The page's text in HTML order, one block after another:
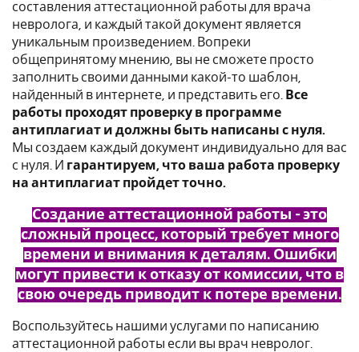
составления аттестационной работы для врача
невролога, и каждый такой документ является
уникальным произведением. Вопреки
общепринятому мнению, вы не сможете просто
заполнить своими данными какой-то шаблон,
найденный в интернете, и представить его. Все
работы проходят проверку в программе
антиплагиат и должны быть написаны с нуля.
Мы создаем каждый документ индивидуально для вас
с нуля. И гарантируем, что ваша работа проверку
на антиплагиат пройдет точно.
Создание аттестационной работы - это
сложный процесс, который требует много
времени и внимания к деталям. Ошибки
могут привести к отказу от комиссии, что в
свою очередь приводит к потере времени.
Воспользуйтесь нашими услугами по написанию
аттестационной работы если вы врач невролог.